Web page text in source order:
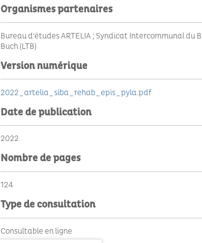
Organismes partenaires
Bureau d'études ARTELIA ; Syndicat Intercommunal du
Buch (LTB)
Version numérique
2022_artelia_siba_rehab_epis_pyla.pdf
Date de publication
2022
Nombre de pages
124
Type de consultation
Consultable en ligne